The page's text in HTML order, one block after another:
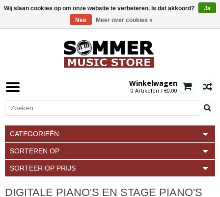
Winkelwagen
0 Artikelen / €0,00
CATEGORIEËN
SORTEREN OP
SORTEER OP PRIJS
DIGITALE PIANO'S EN STAGE PIANO'S
Wij slaan cookies op om onze website te verbeteren. Is dat akkoord?
Ja
Nee
Meer over cookies »